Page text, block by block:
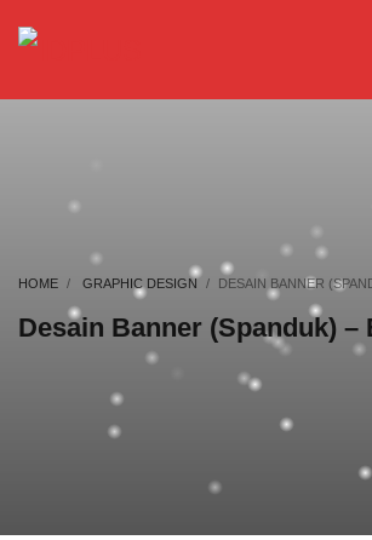
HOME GRAPHIC DESIGN DESAIN BANNER
Desain Banner (Spanduk) –